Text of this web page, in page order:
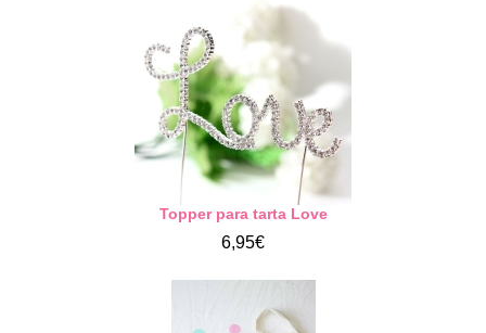
Topper para tarta Love
6,95€